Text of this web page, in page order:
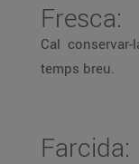
Fresca:
Cal
temps breu.
Farcida: